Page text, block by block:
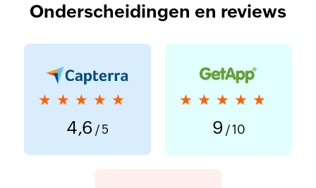
Onderscheidingen en reviews
★★★★★
4,6 / 5
★★★★★
9 / 10